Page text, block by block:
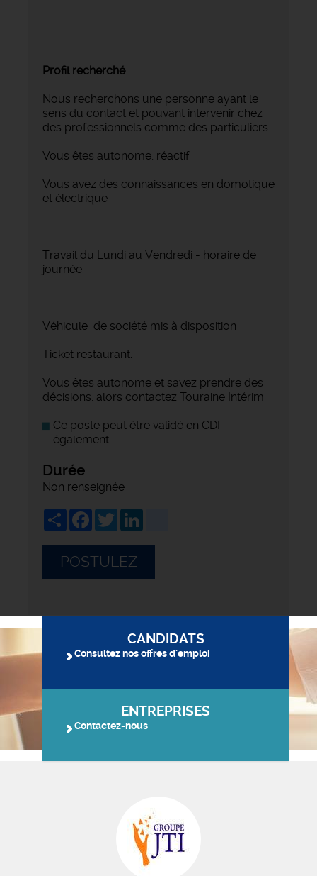
Profil recherché
Nous recherchons une personne ayant le
sens du contact et pouvant intervenir chez
des professionnels comme des particuliers.
Vous êtes autonome, réactif
Vous avez des connaissances en domotique
et électrique
Travail du Lundi au Vendredi - horaire de
journée.
Véhicule de société mis à disposition
Ticket restaurant.
Vous êtes autonome et savez prendre des
décisions, alors contactez Touraine Intérim
Ce poste peut être validé en CDI
également.
Durée
Non renseignée
ShareFacebook
Twitter
POSTULEZ
CANDIDATS
Consultez nos offres d'emploi
ENTREPRISES
Contactez-nous